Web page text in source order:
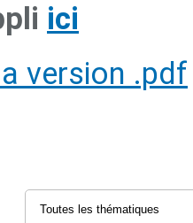
ici
version .pdf